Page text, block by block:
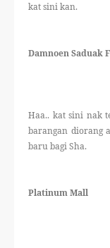
kat sini kan.
Damnoen Saduak
Haa.. kat sini nak
barangan diorang
baru bagi Sha.
Platinum Mall